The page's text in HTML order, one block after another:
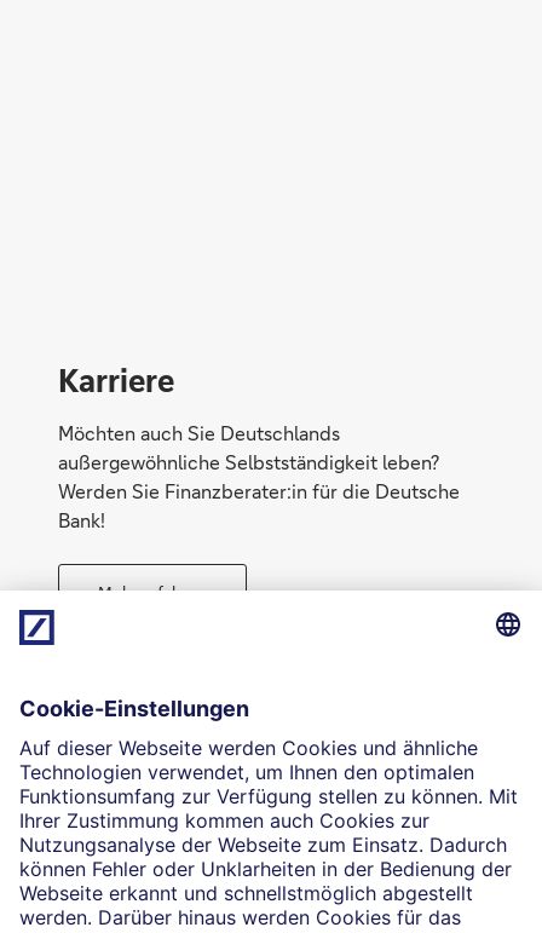
Direktabschluss möglich
Geld anlegen
Karriere
Möchten auch Sie Deutschlands
außergewöhnliche Selbstständigkeit leben?
Werden Sie Finanzberater:in für die Deutsche
Bank!
Mehr erfahren
Die selbstständigen Finanzberater:innen beraten in
Finanzgeschäften, die sie für die Deutsche Bank AG
vermitteln dürfen. Das Einverständnis zu den dabei
vermittelten Verträgen sowie in diesem
Zusammenhang erforderliche Erklärungen werden